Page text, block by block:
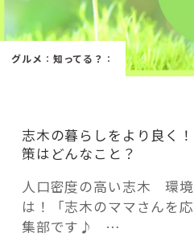
HAREL
fleXe
「ひと」
グルメ ： 知ってる？ ：
志木の暮らしをより良く
策はどんなこと？
人口密度の高い志木 環
は！「志木のママさんを
集部です♪ …